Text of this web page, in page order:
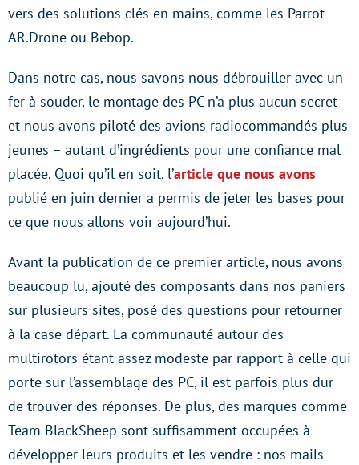
vers des solutions clés en mains, comme les Parrot
AR.Drone ou Bebop.
Dans notre cas, nous savons nous débrouiller avec un
fer à souder, le montage des PC n’a plus aucun secret
et nous avons piloté des avions radiocommandés plus
jeunes – autant d’ingrédients pour une confiance mal
placée. Quoi qu’il en soit, l’article que nous avons
publié en juin dernier a permis de jeter les bases pour
ce que nous allons voir aujourd’hui.
Avant la publication de ce premier article, nous avons
beaucoup lu, ajouté des composants dans nos paniers
sur plusieurs sites, posé des questions pour retourner
à la case départ. La communauté autour des
multirotors étant assez modeste par rapport à celle qui
porte sur l’assemblage des PC, il est parfois plus dur
de trouver des réponses. De plus, des marques comme
Team BlackSheep sont suffisamment occupées à
développer leurs produits et les vendre : nos mails